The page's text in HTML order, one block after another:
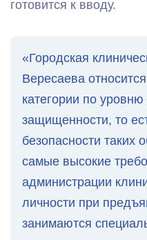
готовится к вводу.
«Городская
Вересаева
категории по уровню
защищенности, то
безопасности таких
самые высокие
администрации
личности при
занимаются